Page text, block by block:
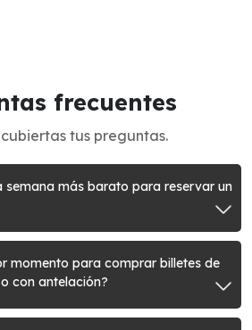
frecuentes
cubiertas tus preguntas.
semana más barato para reservar un
momento para comprar billetes de
con antelación?